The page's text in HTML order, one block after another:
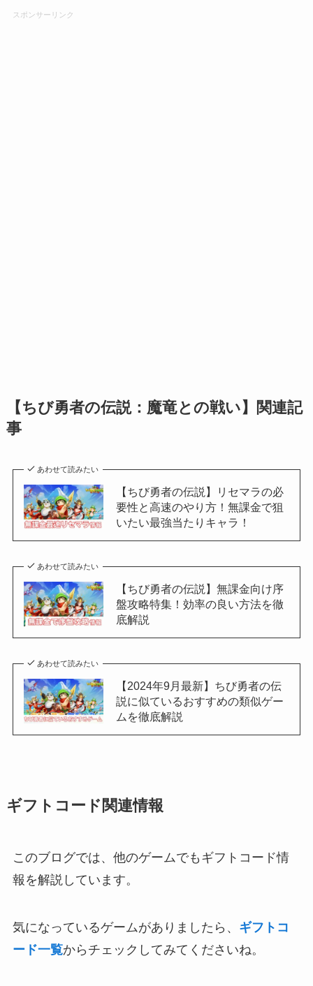
スポンサーリンク
【ちび勇者の伝説：魔竜との戦い】関連記
事
あわせて読みたい
【ちび勇者の伝説】リセマラの必
要性と高速のやり方！無課金で狙
いたい最強当たりキャラ！
あわせて読みたい
【ちび勇者の伝説】無課金向け序
盤攻略特集！効率の良い方法を徹
底解説
あわせて読みたい
【2024年9月最新】ちび勇者の伝
説に似ているおすすめの類似ゲー
ムを徹底解説
ギフトコード関連情報
このブログでは、他のゲームでもギフトコード情
報を解説しています。
気になっているゲームがありましたら、 ギフトコ
ード一覧からチェックしてみてくださいね。